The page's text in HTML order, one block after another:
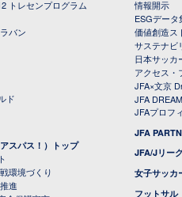
トレセンプログラム
バン
ド
スパス！）トップ
環境づくり
進
情報開示
ESGデータ
価値創造ス
サステナビ
日本サッカ
アクセス・
JFA×文京
JFA
JFAプロフ
JFA
JFA/Jリー
女子サッカ
フットサル